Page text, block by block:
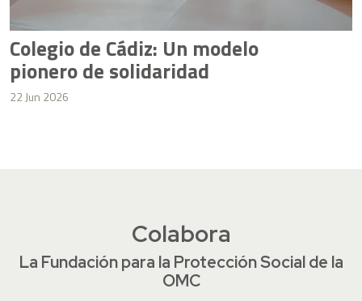
Colegio de Cádiz: Un modelo
pionero de solidaridad
22 Jun 2026
Colabora
La Fundación para la Protección Social de la
OMC